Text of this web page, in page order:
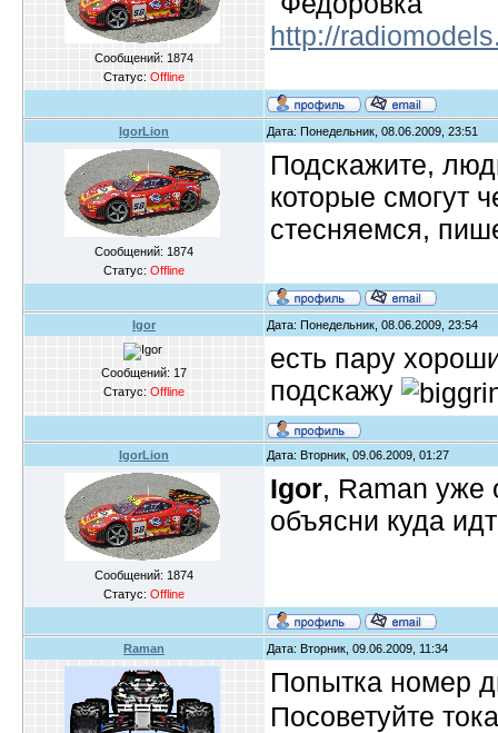
Сообщений: 1874
Статус: Offline
http://
IgorLion Дата: Понедельник, 08.06.2009, 23:51
Сообщений: 1874
Статус: Offline
Подскажите,
которые смогут
стесняемся,
Igor Дата: Понедельник, 08.06.2009, 23:54
Сообщений: 17
Статус: Offline
есть пару
подскажу
IgorLion Дата: Вторник, 09.06.2009, 01:27
Сообщений: 1874
Статус: Offline
Igor, Raman уже
объясни куда
Raman Дата: Вторник, 09.06.2009, 11:34
Попытка номер
Посоветуйте